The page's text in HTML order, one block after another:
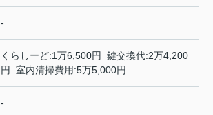
-
くらしーど:1万6,500円 鍵交換代:2万4,200
円 室内清掃費用:5万5,000円
-